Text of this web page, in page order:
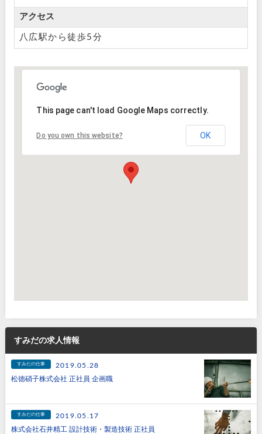
アクセス
八広駅から徒歩5分
This page can't load Google Maps correctly.
Do you own this website? OK
すみだの求人情報
すみだの仕事
2019.05.28
松徳硝子株式会社 正社員 企画職
すみだの仕事
2019.05.17
株式会社石井精工 設計技術・製造技術 正社員